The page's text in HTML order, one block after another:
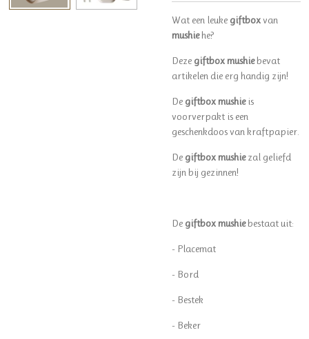
Wat een leuke giftboxvan
mushiehe?
Deze giftbox mushiebevat
artikelen die erg handig zijn!
De giftbox mushie is
voorverpakt is een
geschenkdoos van kraftpapier.
De giftbox mushiezal geliefd
zijn bij gezinnen!
De giftbox mushiebestaat uit:
- Placemat
- Bord
- Bestek
- Beker